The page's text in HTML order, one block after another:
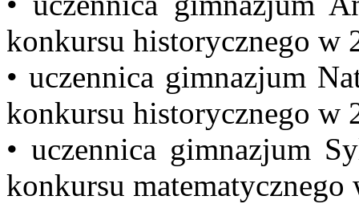
konkursu historycznego w
• uczennica gimnazjum
konkursu historycznego w
• uczennica gimnazjum
konkursu